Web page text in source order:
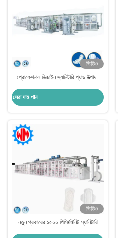
ভিডিও
প্রোফেশনাল ডিজাইন স্যানিটারি প্যাড উত্পাদন
সেরা দাম পান
ভিডিও
নতুন প্রকারের ১৫০০ পিসি/মিনিট স্যানিটারি